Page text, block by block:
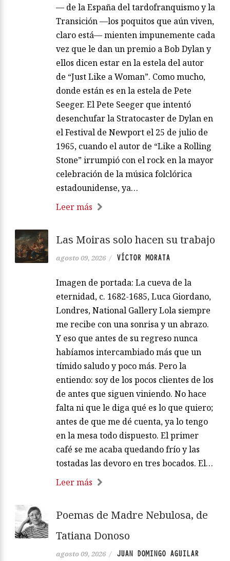
— de la España del tardofranquismo y la
Transición —los poquitos que aún viven,
claro está— mienten impunemente cada
vez que le dan un premio a Bob Dylan y
ellos dicen estar en la estela del autor
de “Just Like a Woman”. Como mucho,
donde están es en la estela de Pete
Seeger. El Pete Seeger que intentó
desenchufar la Stratocaster de Dylan en
el Festival de Newport el 25 de julio de
1965, cuando el autor de “Like a Rolling
Stone” irrumpió con el rock en la mayor
celebración de la música folclórica
estadounidense, ya…
Leer más
Las Moiras solo hacen su trabajo
agosto 09, 2026 / VÍCTOR MORATA
Imagen de portada: La cueva de la
eternidad, c. 1682-1685, Luca Giordano,
Londres, National Gallery Lola siempre
me recibe con una sonrisa y un abrazo.
Y eso que antes de su regreso nunca
habíamos intercambiado más que un
tímido saludo y poco más. Pero la
entiendo: soy de los pocos clientes de los
de antes que siguen viniendo. No hace
falta ni que le diga qué es lo que quiero;
antes de que me dé cuenta, ya lo tengo
en la mesa todo dispuesto. El primer
café se me acaba quedando frío y las
tostadas las devoro en tres bocados. El…
Leer más
Poemas de Madre Nebulosa, de
Tatiana Donoso
agosto 09, 2026 / JUAN DOMINGO AGUILAR